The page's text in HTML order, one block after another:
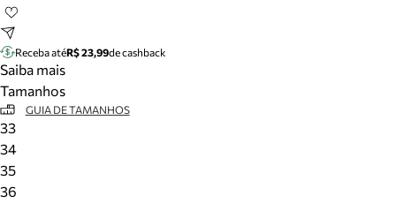
Tire dúvidas sobre pedidos, devoluções e mais.
Meus pedidos
Acompanhe seus pedidos e solicite devoluções.
Receba atéR$ 23,99de cashback
Saiba mais
Tamanhos
GUIA DE TAMANHOS
33
34
35
36